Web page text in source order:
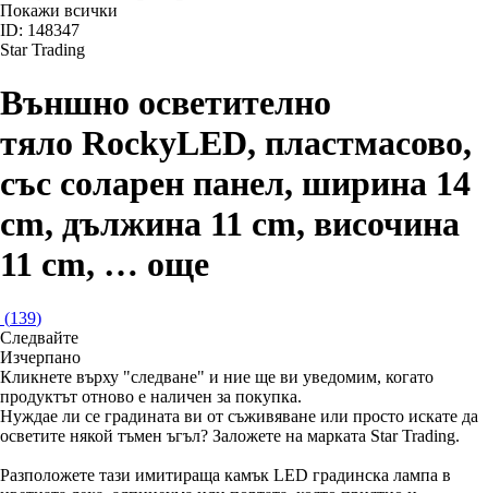
Покажи всички
ID: 148347
Star Trading
Външно осветително
тяло RockyLED, пластмасово,
със соларен панел, ширина 14
cm, дължина 11 cm, височина
11 cm, … още
(139)
Следвайте
Изчерпанo
Кликнете върху "следване" и ние ще ви уведомим, когато
продуктът отново е наличен за покупка.
Нуждае ли се градината ви от съживяване или просто искате да
осветите някой тъмен ъгъл? Заложете на марката Star Trading.
Разположете тази имитираща камък LED градинска лампа в